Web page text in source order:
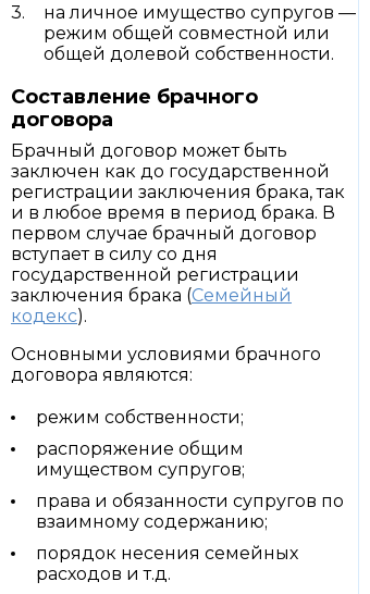
на личное имущество супругов —
режим общей совместной или
общей долевой собственности.
Составление брачного
договора
Брачный договор может быть
заключен как до государственной
регистрации заключения брака, так
и в любое время в период брака. В
первом случае брачный договор
вступает в силу со дня
государственной регистрации
заключения брака (Семейный
кодекс).
Основными условиями брачного
договора являются:
режим собственности;
распоряжение общим
имуществом супругов;
права и обязанности супругов по
взаимному содержанию;
порядок несения семейных
расходов и т.д.